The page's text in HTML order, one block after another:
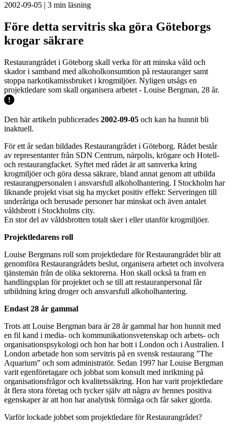
2002-09-05 | 3 min läsning
Före detta servitris ska göra Göteborgs
krogar säkrare
Restaurangrådet i Göteborg skall verka för att minska våld och
skador i samband med alkoholkonsumtion på restauranger samt
stoppa narkotikamissbruket i krogmiljöer. Nyligen utsågs en
projektledare som skall organisera arbetet - Louise Bergman, 28 år.
Den här artikeln publicerades 2002-09-05 och kan ha hunnit bli
inaktuell.
För ett år sedan bildades Restaurangrådet i Göteborg. Rådet består
av representanter från SDN Centrum, närpolis, krögare och Hotell-
och restaurangfacket. Syftet med rådet är att samverka kring
krogmiljöer och göra dessa säkrare, bland annat genom att utbilda
restaurangpersonalen i ansvarsfull alkoholhantering. I Stockholm har
liknande projekt visat sig ha mycket positiv effekt: Serveringen till
underåriga och berusade personer har minskat och även antalet
våldsbrott i Stockholms city.
En stor del av våldsbrotten totalt sker i eller utanför krogmiljöer.
Projektledarens roll
Louise Bergmans roll som projektledare för Restaurangrådet blir att
genomföra Restaurangrådets beslut, organisera arbetet och involvera
tjänstemän från de olika sektorerna. Hon skall också ta fram en
handlingsplan för projektet och se till att restauranpersonal får
utbildning kring droger och ansvarsfull alkoholhantering.
Endast 28 år gammal
Trots att Louise Bergman bara är 28 år gammal har hon hunnit med
en fil kand i media- och kommunikationsvetenskap och arbets- och
organisationspsykologi och hon har bott i London och i Australien. I
London arbetade hon som servitris på en svensk restaurang ”The
Aquarium” och som administratör. Sedan 1997 har Louise Bergman
varit egenföretagare och jobbat som konsult med inriktning på
organisationsfrågor och kvalitetssäkring. Hon har varit projektledare
åt flera stora företag och tycker själv att några av hennes positiva
egenskaper är att hon har analytisk förmåga och får saker gjorda.
Varför lockade jobbet som projektledare för Restaurangrådet?